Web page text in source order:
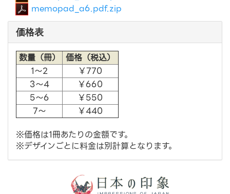
memopad_a6.pdf.zip
価格表
数量（冊）
価格（税込）
1～2
￥770
3～4
￥660
5～6
￥550
7～
￥440
※価格は1冊あたりの金額です。
※デザインごとに料金は別計算となります。